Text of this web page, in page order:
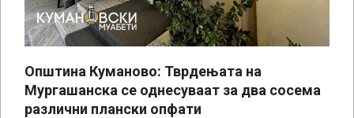
Општина Куманово: Тврдењата на
Мургашанска се однесуваат за два сосема
различни плански опфати